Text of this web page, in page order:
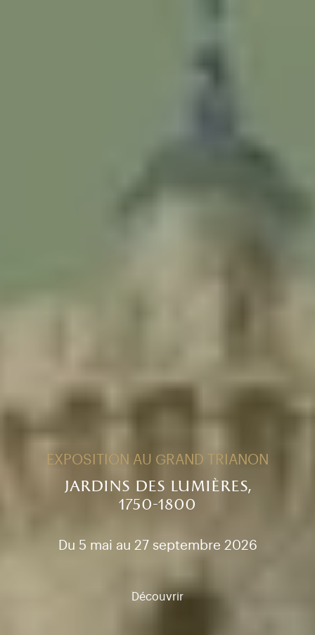
EXPOSITION AU GRAND TRIANON
jardins des lumières,
1750-1800
Du 5 mai au 27 septembre 2026
Découvrir